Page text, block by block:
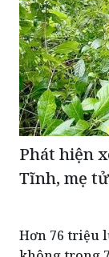
Phát hiện
Tĩnh, mẹ
Hơn 76 triệu